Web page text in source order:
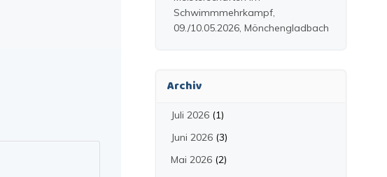
Schwimmmehrkampf,
09./10.05.2026, Mönchengladbach
Archiv
Juli 2026(1)
Juni 2026(3)
Mai 2026(2)